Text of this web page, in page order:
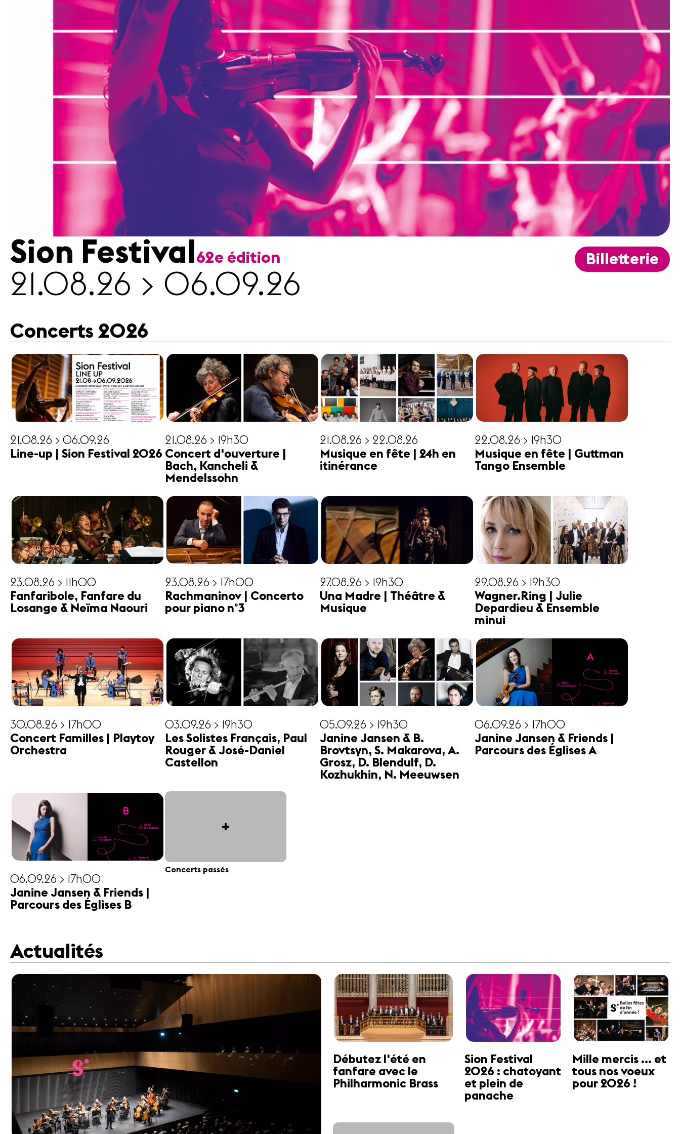
Revue
de
A propos
Mentions
Contact
Sion Festival 62e édition
21.08.26 > 06.09.26
Billetterie
Concerts 2026
21.08.26 > 06.09.26
Line-up | Sion Festival 2026
21.08.26 > 19h30
Concert d'ouverture |
Bach, Kancheli &
Mendelssohn
21.08.26 > 22.08.26
Musique en fête | 24h en
itinérance
22.08.26 > 19h30
Musique en fête | Guttman
Tango Ensemble
23.08.26 > 11h00
Fanfaribole, Fanfare du
Losange & Neïma Naouri
23.08.26 > 17h00
Rachmaninov | Concerto
pour piano n°3
27.08.26 > 19h30
Una Madre | Théâtre &
Musique
29.08.26 > 19h30
Wagner.Ring | Julie
Depardieu & Ensemble
minui
30.08.26 > 17h00
Concert Familles | Playtoy
Orchestra
03.09.26 > 19h30
Les Solistes Français, Paul
Rouger & José-Daniel
Castellon
05.09.26 > 19h30
Janine Jansen & B.
Brovtsyn, S. Makarova, A.
Grosz, D. Blendulf, D.
Kozhukhin, N. Meeuwsen
06.09.26 > 17h00
Janine Jansen & Friends |
Parcours des Églises A
06.09.26 > 17h00
Janine Jansen & Friends |
Parcours des Églises B
+
Concerts passés
Actualités
Débutez l'été en
fanfare avec le
Philharmonic Brass
Sion Festival
2026 : chatoyant
et plein de
panache
Mille mercis ... et
tous nos voeux
pour 2026 !